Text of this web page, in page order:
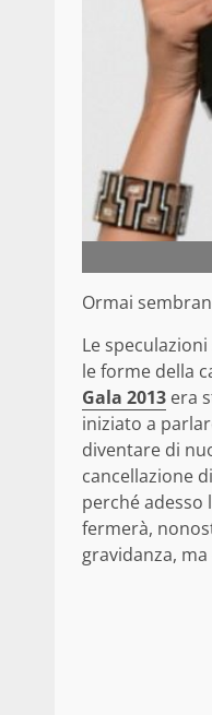
Ormai
Le
le forme della
Gala 2013 era
iniziato a
diventare di
cancellazione
perché adesso
fermerà,
gravidanza,